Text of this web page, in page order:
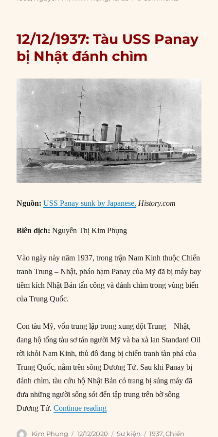
12/12/1937: Tàu USS Panay
bị Nhật đánh chìm
Nguồn: USS Panay sunk by Japanese, History.com
Biên dịch: Nguyễn Thị Kim Phụng
Vào ngày này năm 1937, trong trận Nam Kinh thuộc Chiến
tranh Trung – Nhật, pháo hạm Panay của Mỹ đã bị máy bay
tiêm kích Nhật Bản tấn công và đánh chìm trong vùng biển
của Trung Quốc.
Con tàu Mỹ, vốn trung lập trong xung đột Trung – Nhật,
đang hộ tống tàu sơ tán người Mỹ và ba xà lan Standard Oil
rời khỏi Nam Kinh, thủ đô đang bị chiến tranh tàn phá của
Trung Quốc, nằm trên sông Dương Tử. Sau khi Panay bị
đánh chìm, tàu cứu hộ Nhật Bản có trang bị súng máy đã
đưa những người sống sót đến tập trung trên bờ sông
Dương Tử.Continue reading“12/12/1937: Tàu USS Panay bị
Author
Kim Phụng
Posted
12/12/2020 Categories
Sự kiện Tags
1937,Chiến